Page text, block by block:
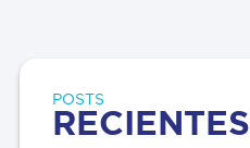
POSTS
RECIENTES